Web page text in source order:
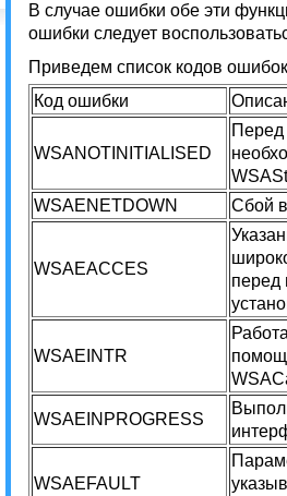
В случае ошибки обе эти
ошибки следует
Приведем список кодов
Код ошибки
WSANOTINITIALISED
Перед
WSAENETDOWN
Сбой
WSAEACCES
перед
WSAEINTR
WSAEINPROGRESS
WSAEFAULT